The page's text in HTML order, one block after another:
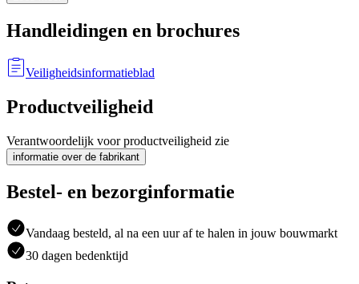
Handleidingen en brochures
Veiligheidsinformatieblad
Productveiligheid
Verantwoordelijk voor productveiligheid zie
informatie over de fabrikant
Bestel- en bezorginformatie
Vandaag besteld, al na een uur af te halen in jouw bouwmarkt
30 dagen bedenktijd